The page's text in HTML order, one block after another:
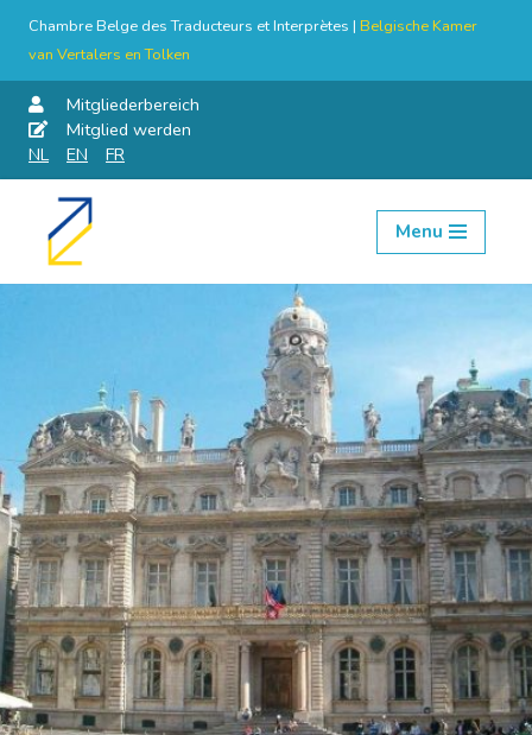
Chambre Belge des Traducteurs et Interprètes | Belgische Kamer
van Vertalers en Tolken
Mitgliederbereich
Mitglied werden
NL
EN FR
Skip
Menu